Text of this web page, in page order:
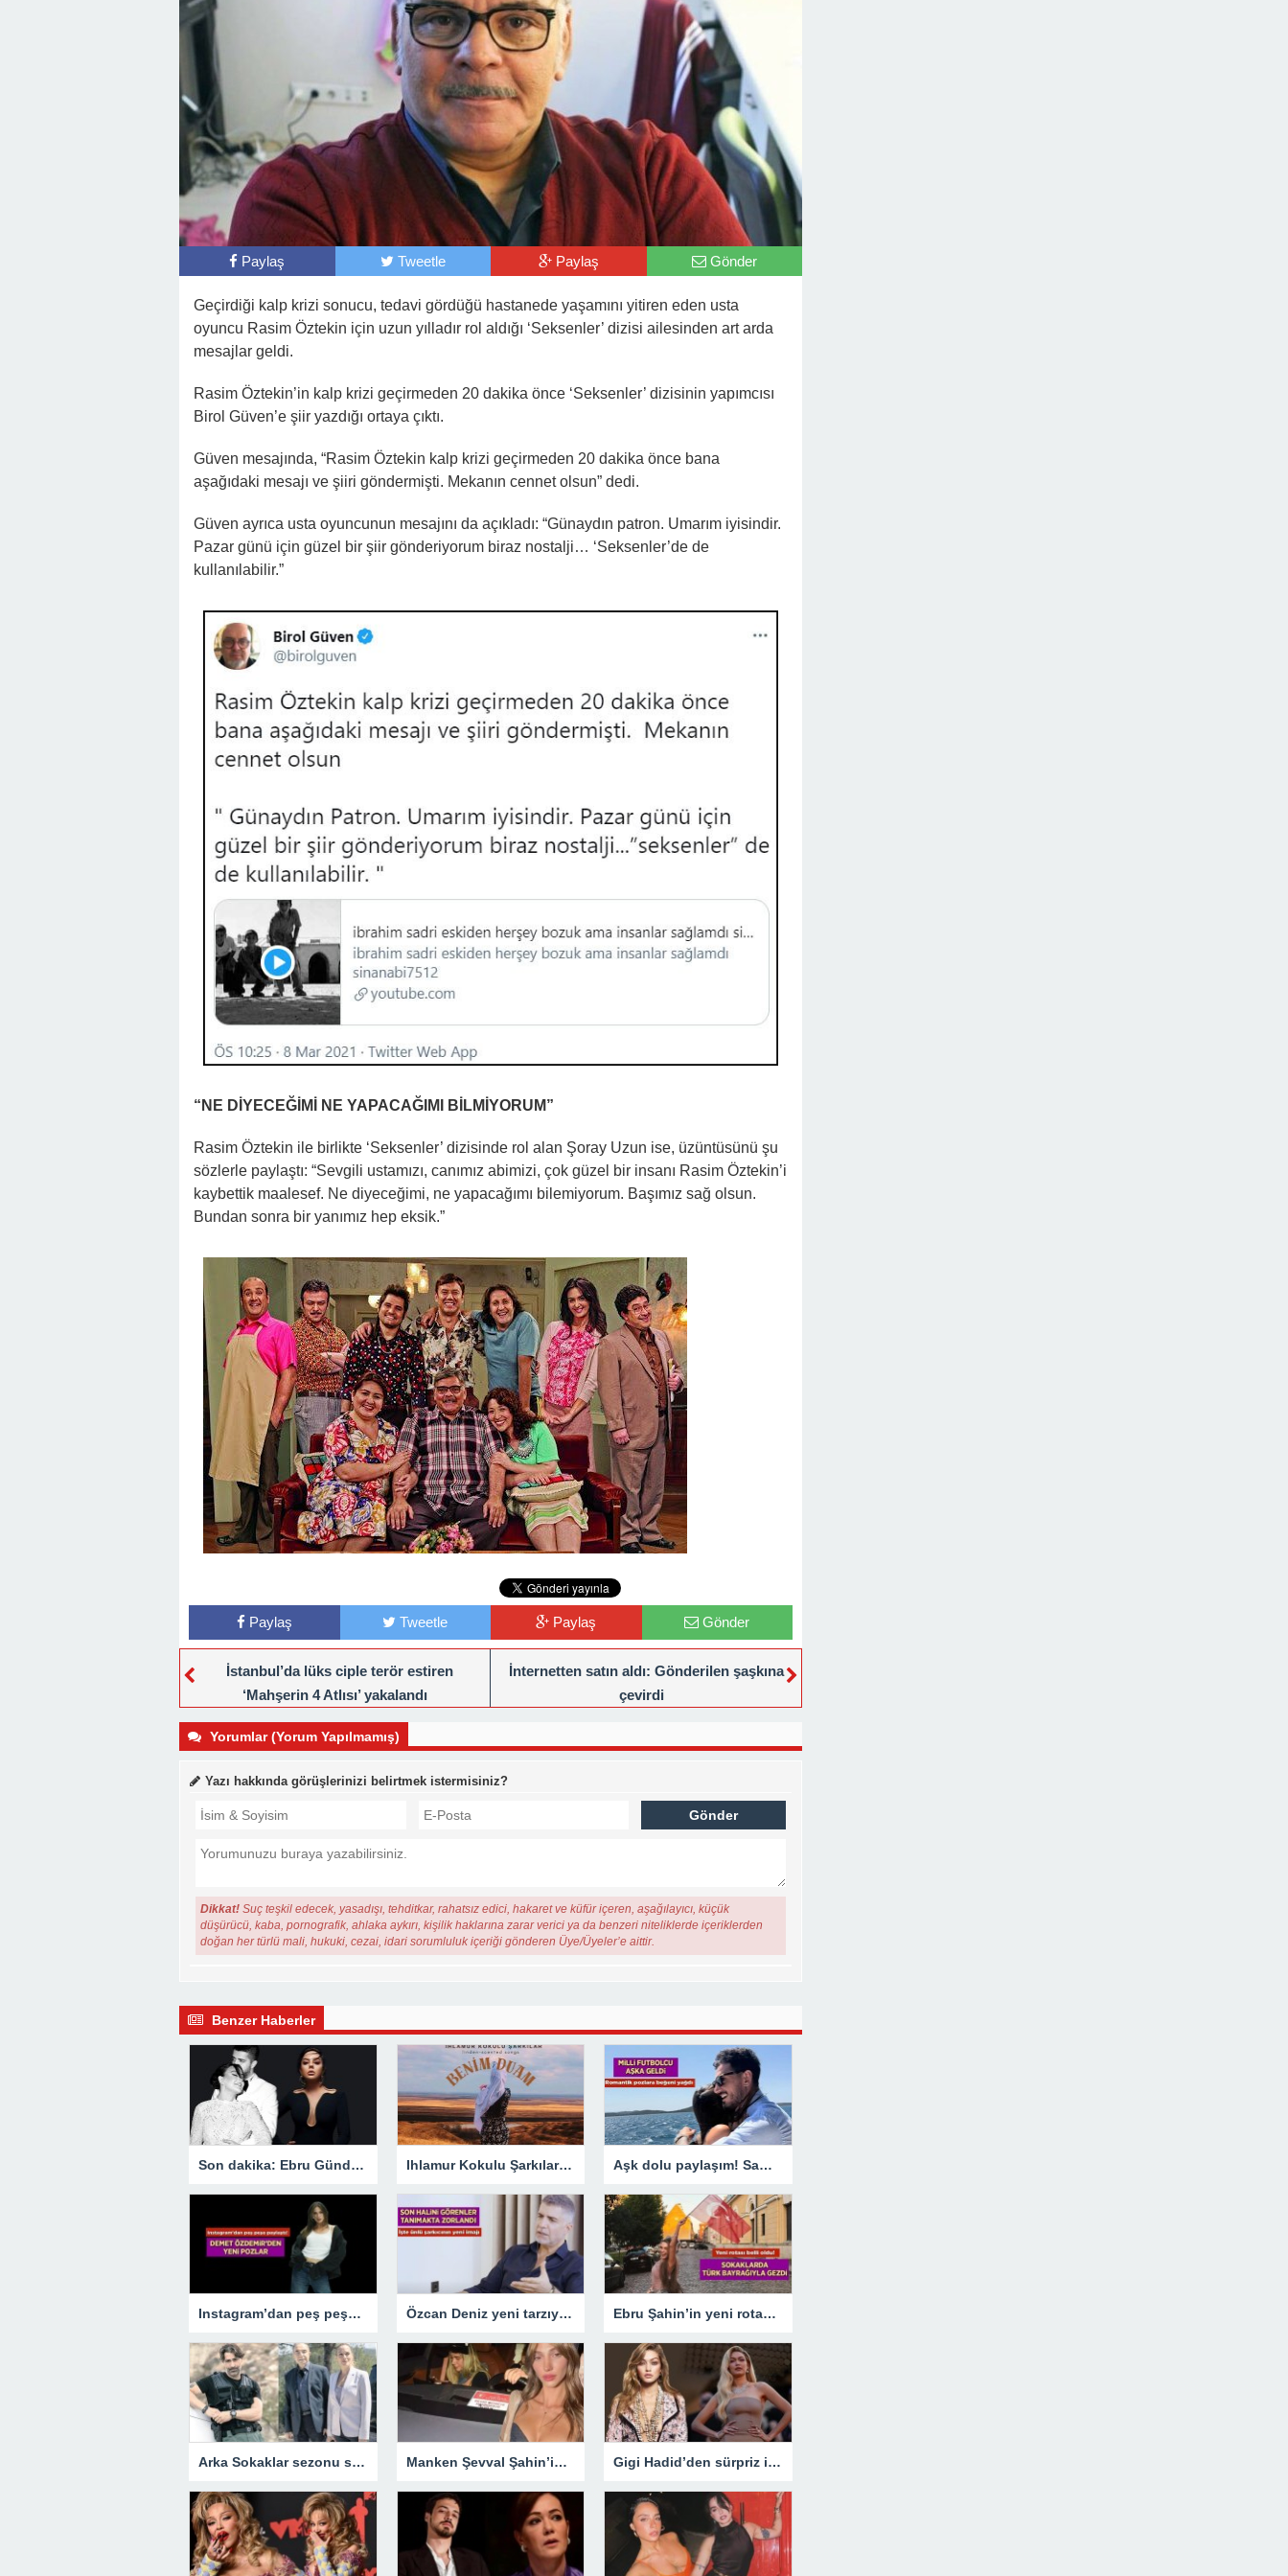
Paylaş Tweetle Paylaş Gönder
Geçirdiği kalp krizi sonucu, tedavi gördüğü hastanede yaşamını yitiren eden usta
oyuncu Rasim Öztekin için uzun yılladır rol aldığı ‘Seksenler’ dizisi ailesinden art arda
mesajlar geldi.
Rasim Öztekin’in kalp krizi geçirmeden 20 dakika önce ‘Seksenler’ dizisinin yapımcısı
Birol Güven’e şiir yazdığı ortaya çıktı.
Güven mesajında, “Rasim Öztekin kalp krizi geçirmeden 20 dakika önce bana
aşağıdaki mesajı ve şiiri göndermişti. Mekanın cennet olsun” dedi.
Güven ayrıca usta oyuncunun mesajını da açıkladı: “Günaydın patron. Umarım iyisindir.
Pazar günü için güzel bir şiir gönderiyorum biraz nostalji… ‘Seksenler’de de
kullanılabilir.”
“NE DİYECEĞİMİ NE YAPACAĞIMI BİLMİYORUM”
Rasim Öztekin ile birlikte ‘Seksenler’ dizisinde rol alan Şoray Uzun ise, üzüntüsünü şu
sözlerle paylaştı: “Sevgili ustamızı, canımız abimizi, çok güzel bir insanı Rasim Öztekin’i
kaybettik maalesef. Ne diyeceğimi, ne yapacağımı bilemiyorum. Başımız sağ olsun.
Bundan sonra bir yanımız hep eksik.”
Paylaş Tweetle Paylaş Gönder
İstanbul’da lüks ciple terör estiren
‘Mahşerin 4 Atlısı’ yakalandı
İnternetten satın aldı: Gönderilen şaşkına
çevirdi
Yorumlar (Yorum Yapılmamış)
Yazı hakkında görüşlerinizi belirtmek istermisiniz?
Dikkat! Suç teşkil edecek, yasadışı, tehditkar, rahatsız edici, hakaret ve küfür içeren, aşağılayıcı, küçük
düşürücü, kaba, pornografik, ahlaka aykırı, kişilik haklarına zarar verici ya da benzeri niteliklerde içeriklerden
doğan her türlü mali, hukuki, cezai, idari sorumluluk içeriği gönderen Üye/Üyeler’e aittir.
Benzer Haberler
Son dakika: Ebru Gündeş boşanıyor! Kararı Instagram’dan duyurdu Ihlamur Kokulu Şarkılar” serisinin yeni çalışması “Benim Duam” dijital platformlarda yayında! Aşk dolu paylaşım! Samet Akaydın ve Hazal Çağlar’dan yeni kareler
Instagram’dan peş peşe paylaştı! Demet Özdemir’den yeni pozlar Özcan Deniz yeni tarzıyla dikkat çekti! İşte ünlü şarkıcının son imajı Ebru Şahin’in yeni rotası belli oldu! Instagram detayı ele verdi
Arka Sokaklar sezonu sürprizlerle açıyor Manken Şevval Şahin’in bindiği araçtaki yazı sahte çıktı! Adli işlem başlatıldı Gigi Hadid’den sürpriz itiraf: Seçmelere katıldı, kazanamadı